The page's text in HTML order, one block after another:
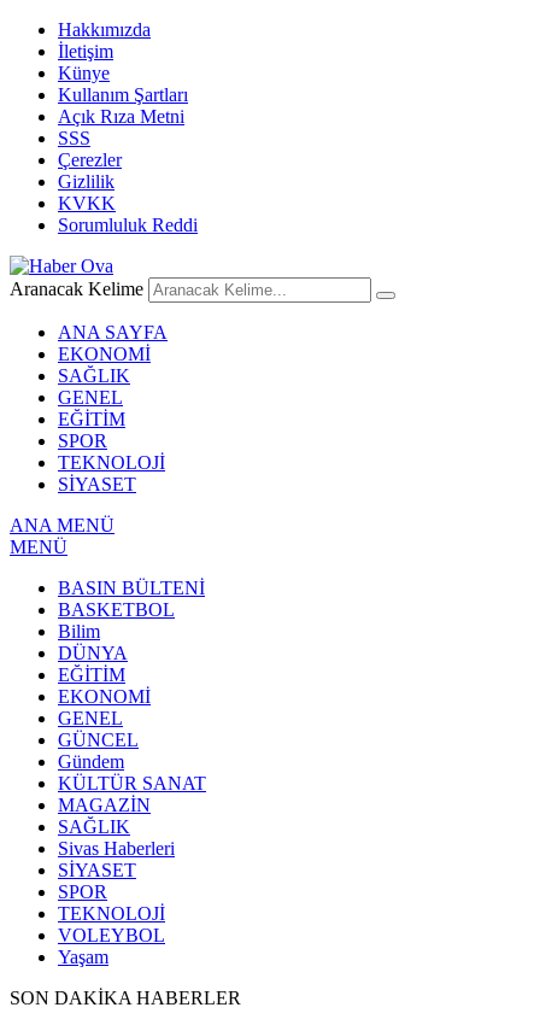
Hakkımızda
İletişim
Künye
Kullanım Şartları
Açık Rıza Metni
SSS
Çerezler
Gizlilik
KVKK
Sorumluluk Reddi
Aranacak Kelime
ANA SAYFA
EKONOMİ
SAĞLIK
GENEL
EĞİTİM
SPOR
TEKNOLOJİ
SİYASET
ANA MENÜ
MENÜ
BASIN BÜLTENİ
BASKETBOL
Bilim
DÜNYA
EĞİTİM
EKONOMİ
GENEL
GÜNCEL
Gündem
KÜLTÜR SANAT
MAGAZİN
SAĞLIK
Sivas Haberleri
SİYASET
SPOR
TEKNOLOJİ
VOLEYBOL
Yaşam
SON DAKİKA HABERLER